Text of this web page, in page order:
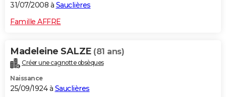
31/07/2008 à Sauclières
Famille AFFRE
Madeleine SALZE (81 ans)
Créer une cagnotte obsèques
Naissance
25/09/1924 à Sauclières